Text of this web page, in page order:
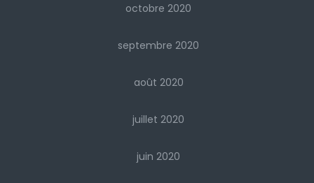
octobre 2020
septembre 2020
août 2020
juillet 2020
juin 2020